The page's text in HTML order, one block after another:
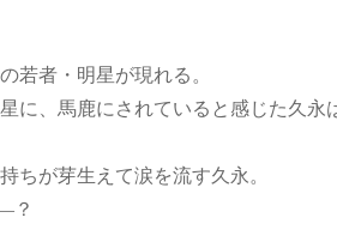
若者・明星が現れる。
に、馬鹿にされていると感じた久永
ちが芽生えて涙を流す久永。
？